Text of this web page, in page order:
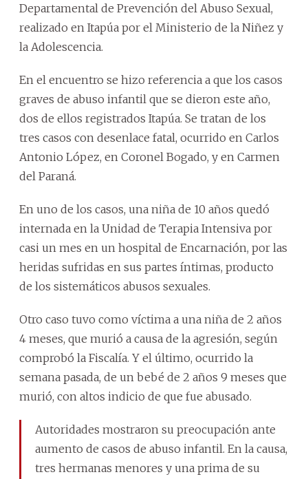
Departamental de Prevención del Abuso Sexual,
realizado en Itapúa por el Ministerio de la Niñez y
la Adolescencia.
En el encuentro se hizo referencia a que los casos
graves de abuso infantil que se dieron este año,
dos de ellos registrados Itapúa. Se tratan de los
tres casos con desenlace fatal, ocurrido en Carlos
Antonio López, en Coronel Bogado, y en Carmen
del Paraná.
En uno de los casos, una niña de 10 años quedó
internada en la Unidad de Terapia Intensiva por
casi un mes en un hospital de Encarnación, por las
heridas sufridas en sus partes íntimas, producto
de los sistemáticos abusos sexuales.
Otro caso tuvo como víctima a una niña de 2 años
4 meses, que murió a causa de la agresión, según
comprobó la Fiscalía. Y el último, ocurrido la
semana pasada, de un bebé de 2 años 9 meses que
murió, con altos indicio de que fue abusado.
Autoridades mostraron su preocupación ante
aumento de casos de abuso infantil. En la causa,
tres hermanas menores y una prima de su